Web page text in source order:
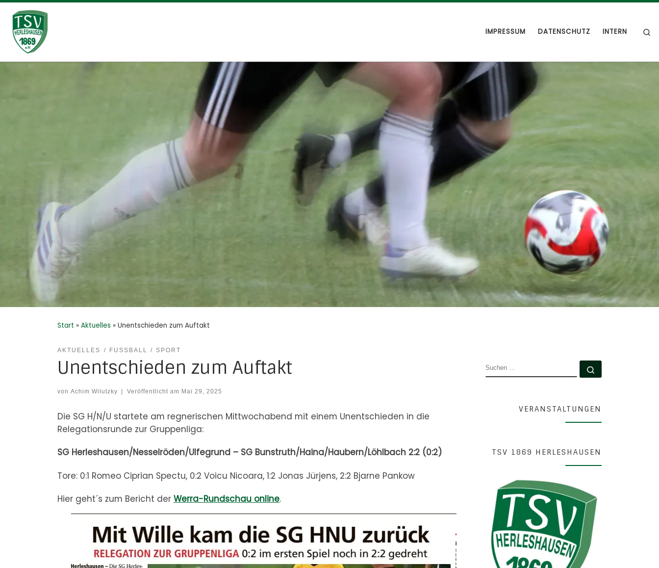
Zum Inhalt springen
IMPRESSUM DATENSCHUTZ INTERN
Start » Aktuelles » Unentschieden zum Auftakt
AKTUELLES FUSSBALL SPORT
Unentschieden zum Auftakt
von Achim Wilutzky Veröffentlicht am Mai 29, 2025
Die SG H/N/U startete am regnerischen Mittwochabend mit einem Unentschieden in die
Relegationsrunde zur Gruppenliga:
SG Herleshausen/Nesselröden/Ulfegrund – SG Bunstruth/Haina/Haubern/Löhlbach 2:2 (0:2)
Tore: 0:1 Romeo Ciprian Spectu, 0:2 Voicu Nicoara, 1:2 Jonas Jürjens, 2:2 Bjarne Pankow
Hier geht´s zum Bericht der Werra-Rundschau online.
SUCHE
VERANSTALTUNGEN
TSV 1869 HERLESHAUSEN